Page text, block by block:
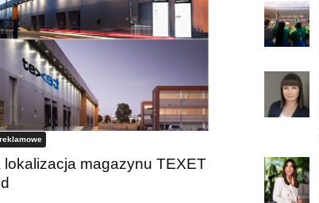
lokalizacja magazynu TEXET